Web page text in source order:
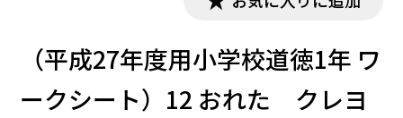
（平成27年度用小学校道徳1年 ワ
ークシート）12 おれた クレヨ